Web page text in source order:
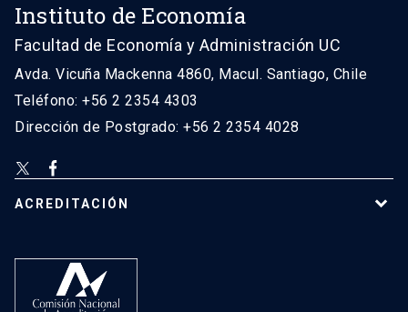
Instituto de Economía
Facultad de Economía y Administración UC
Avda. Vicuña Mackenna 4860, Macul. Santiago, Chile
Teléfono: +56 2 2354 4303
Dirección de Postgrado: +56 2 2354 4028
ACREDITACIÓN